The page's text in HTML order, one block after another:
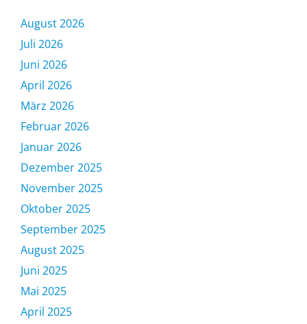
August 2026
Juli 2026
Juni 2026
April 2026
März 2026
Februar 2026
Januar 2026
Dezember 2025
November 2025
Oktober 2025
September 2025
August 2025
Juni 2025
Mai 2025
April 2025